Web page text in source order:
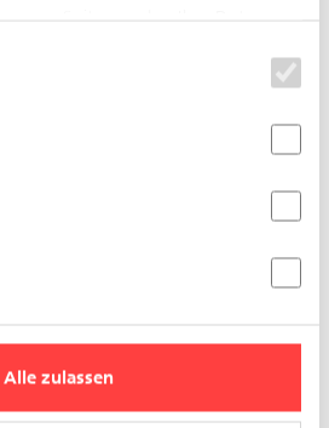
wird nur ein einzelnes Cookie
Alle zulassen